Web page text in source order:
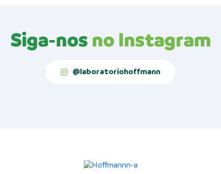
Siga-nos no Instagram
@laboratoriohoffmann